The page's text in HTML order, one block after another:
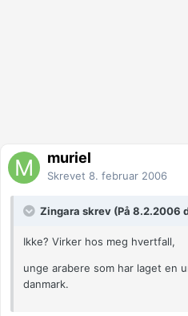
muriel
Skrevet 8. februar 2006
Zingara skrev (På 8.2.2006
Ikke? Virker hos meg hvertfall,
unge arabere som har laget en
danmark.